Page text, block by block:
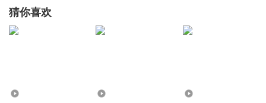
猜你喜欢